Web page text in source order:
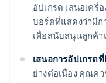
อัปเกรด เสนอเครื่
บอร์ดที่แสดงว่ามีก
เพื่อสนับสนุนลูกค้า
เสนอการอัปเกรด
ย่างต่อเนื่อง คุณค